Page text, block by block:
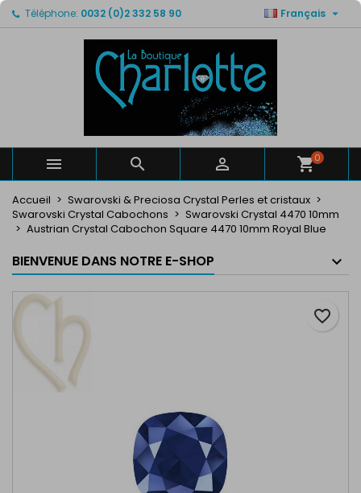
Téléphone: 0032 (0)2 332 58 90 Français 
   0
Accueil
Swarovski & Preciosa Crystal Perles et cristaux
Swarovski Crystal Cabochons
Swarovski Crystal 4470 10mm
Austrian Crystal Cabochon Square 4470 10mm Royal Blue
BIENVENUE DANS NOTRE E-SHOP
favorite_border
Mes listes de favorits ×
Créer un liste
Créer une liste d'envies ×
Nom de la liste d'envies
Annuler Créer une liste d'envies
Connexion ×
Vous devez être connecté pour ajouter des produits
à votre liste d'envies.
Annuler Connexion